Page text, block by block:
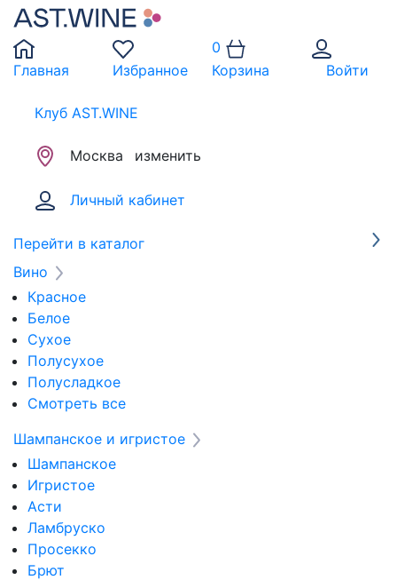
Главная Избранное
0
Корзина
Войти
Клуб AST.WINE
Москва изменить
Личный кабинет
Перейти в каталог
Вино
Красное
Белое
Сухое
Полусухое
Полусладкое
Смотреть все
Шампанское и игристое
Шампанское
Игристое
Асти
Ламбруско
Просекко
Брют